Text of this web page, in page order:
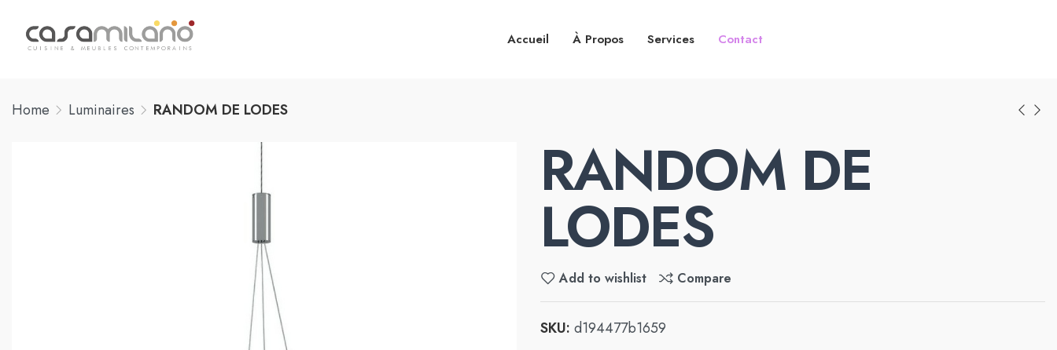
Accueil À Propos Services Contact
Home Luminaires RANDOM DE LODES
RANDOM DE
LODES
Add to wishlist Compare
SKU: d194477b1659